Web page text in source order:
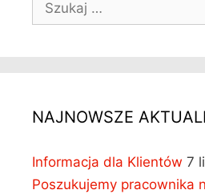
:NAJNOWSZE
Informacja dla Klientów 7
Poszukujemy pracownika